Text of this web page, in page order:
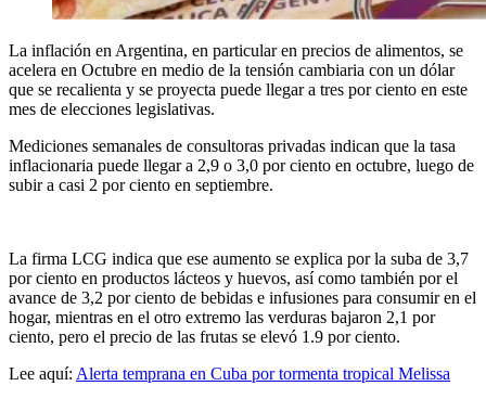
La inflación en Argentina, en particular en precios de alimentos, se
acelera en Octubre en medio de la tensión cambiaria con un dólar
que se recalienta y se proyecta puede llegar a tres por ciento en este
mes de elecciones legislativas.
Mediciones semanales de consultoras privadas indican que la tasa
inflacionaria puede llegar a 2,9 o 3,0 por ciento en octubre, luego de
subir a casi 2 por ciento en septiembre.
La firma LCG indica que ese aumento se explica por la suba de 3,7
por ciento en productos lácteos y huevos, así como también por el
avance de 3,2 por ciento de bebidas e infusiones para consumir en el
hogar, mientras en el otro extremo las verduras bajaron 2,1 por
ciento, pero el precio de las frutas se elevó 1.9 por ciento.
Lee aquí: Alerta temprana en Cuba por tormenta tropical Melissa